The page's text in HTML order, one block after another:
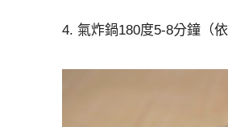
4. 氣炸鍋180度5-8分鐘（